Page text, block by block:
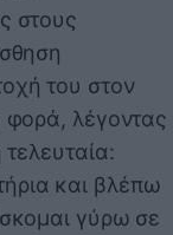
στους
του στον
λέγοντας
και βλέπω
γύρω σε